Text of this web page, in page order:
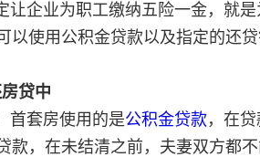
让企业为职工缴纳五险一金，就
以使用公积金贷款以及指定的还
贷中
首套房使用的是公积金贷款 ，在
款，在未结清之前，夫妻双方都